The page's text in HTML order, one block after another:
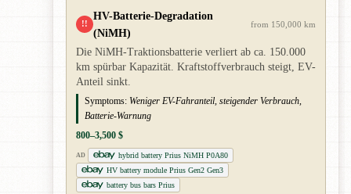
!!
HV-Batterie-Degradation
(NiMH)
from 150,000 km
Die NiMH-Traktionsbatterie verliert ab ca. 150.000
km spürbar Kapazität. Kraftstoffverbrauch steigt, EV-
Anteil sinkt.
Symptoms: Weniger EV-Fahranteil, steigender Verbrauch,
Batterie-Warnung
800–3,500 $
AD
hybrid battery Prius NiMH P0A80
HV battery module Prius Gen2 Gen3
battery bus bars Prius